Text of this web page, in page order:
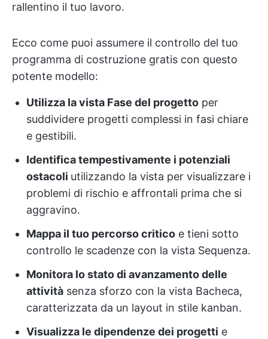
rallentino il tuo lavoro.
Ecco come puoi assumere il controllo del tuo
programma di costruzione gratis con questo
potente modello:
Utilizza la vista Fase del progetto per
suddividere progetti complessi in fasi chiare
e gestibili.
Identifica tempestivamente i potenziali
ostacoli utilizzando la vista per visualizzare i
problemi di rischio e affrontali prima che si
aggravino.
Mappa il tuo percorso critico e tieni sotto
controllo le scadenze con la vista Sequenza.
Monitora lo stato di avanzamento delle
attività senza sforzo con la vista Bacheca,
caratterizzata da un layout in stile kanban.
Visualizza le dipendenze dei progetti e